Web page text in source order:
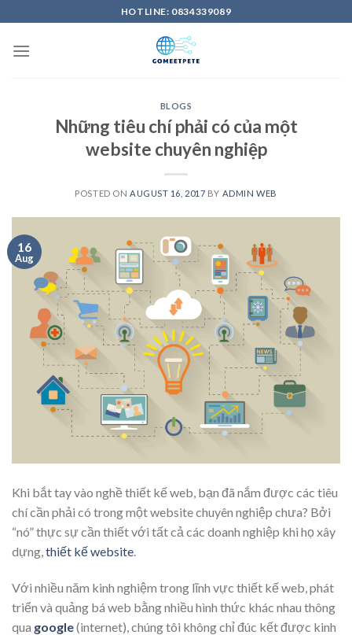
content
HOTLINE: 0834339089
BLOGS
Những tiêu chí phải có của một
website chuyên nghiệp
POSTED ON AUGUST 16, 2017 BY ADMIN WEB
16
Aug
Khi bắt tay vào nghề thiết kế web, bạn đã nắm được các tiêu
chí cần phải có trong một website chuyên nghiệp chưa? Bởi
“nó” thực sự cần thiết với tất cả các doanh nghiệp khi họ xây
dựng,thiết kế website.
Với nhiều năm kinh nghiệm trong lĩnh vực thiết kế web, phát
triển và quảng bá web bằng nhiều hình thức khác nhau thông
qua google(internet), chúng tôi không chỉ đúc kết được kinh